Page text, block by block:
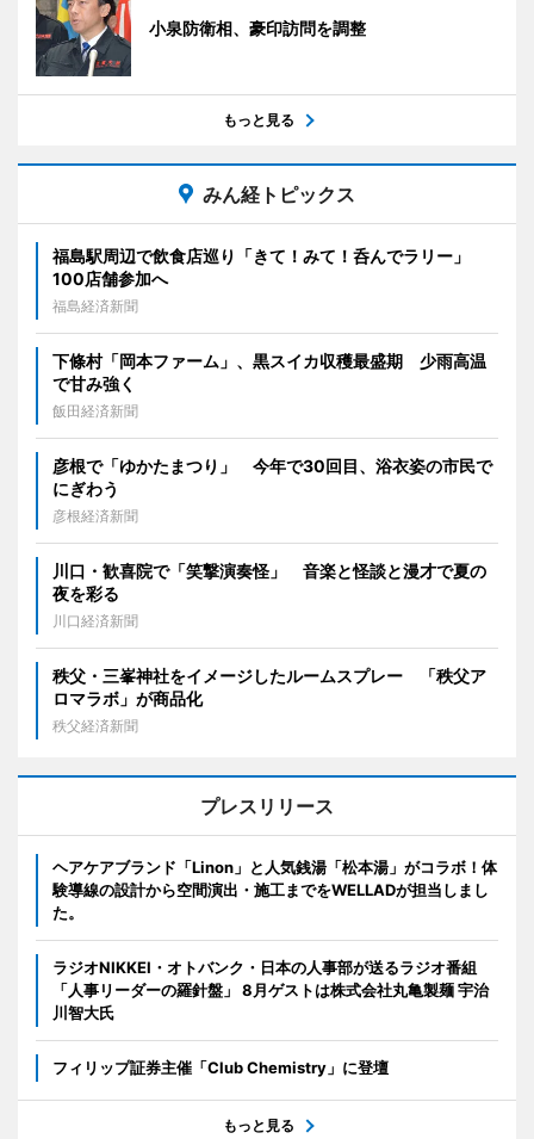
小泉防衛相、豪印訪問を調整
もっと見る
みん経トピックス
福島駅周辺で飲食店巡り「きて！みて！呑んでラリー」
100店舗参加へ
福島経済新聞
下條村「岡本ファーム」、黒スイカ収穫最盛期 少雨高温
で甘み強く
飯田経済新聞
彦根で「ゆかたまつり」 今年で30回目、浴衣姿の市民で
にぎわう
彦根経済新聞
川口・歓喜院で「笑撃演奏怪」 音楽と怪談と漫才で夏の
夜を彩る
川口経済新聞
秩父・三峯神社をイメージしたルームスプレー 「秩父ア
ロマラボ」が商品化
秩父経済新聞
プレスリリース
ヘアケアブランド「Linon」と人気銭湯「松本湯」がコラボ！体
験導線の設計から空間演出・施工までをWELLADが担当しまし
た。
ラジオNIKKEI・オトバンク・日本の人事部が送るラジオ番組
「人事リーダーの羅針盤」 8月ゲストは株式会社丸亀製麺 宇治
川智大氏
フィリップ証券主催「Club Chemistry」に登壇
もっと見る